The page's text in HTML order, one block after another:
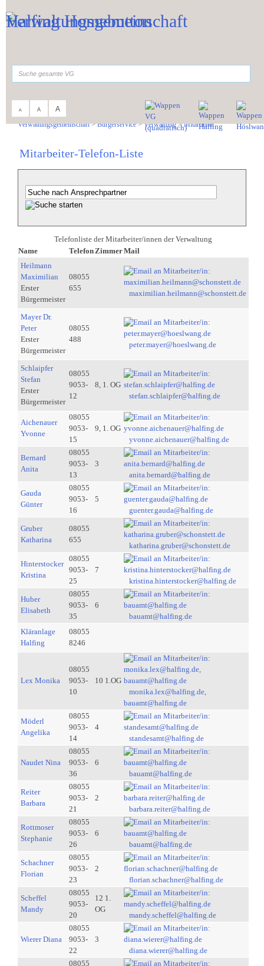
A A A
Verwaltungsgemeinschaft>Bürgerservice>Verwaltung>Mitarbeiter
Mitarbeiter-Telefon-Liste
Telefonliste der Mitarbeiter/innen der Verwaltung
Name
Telefon ZimmerMail
Heilmann
Maximilian
Erster
Bürgermeister
08055
655
maximilian.heilmann@schonstett.de
Mayer Dr.
Peter
Erster
Bürgermeister
08055
488
peter.mayer@hoeslwang.de
Schlaipfer
Stefan
Erster
Bürgermeister
08055
9053-
12
8, 1. OG
stefan.schlaipfer@halfing.de
Aichenauer
Yvonne
08055
9053-
15
9, 1. OG
yvonne.aichenauer@halfing.de
Bernard
Anita
08055
9053-
13
3
anita.bernard@halfing.de
Gauda
Günter
08055
9053-
16
5
guenter.gauda@halfing.de
Gruber
Katharina
08055
655
katharina.gruber@schonstett.de
Hinterstocker
Kristina
08055
9053-
25
7
kristina.hinterstocker@halfing.de
Huber
Elisabeth
08055
9053-
35
6
bauamt@halfing.de
Kläranlage
Halfing
08055
8246
Lex Monika
08055
9053-
10
10 1.OG
monika.lex@halfing.de,
bauamt@halfing.de
Möderl
Angelika
08055
9053-
14
4
standesamt@halfing.de
Naudet Nina
08055
9053-
36
6
bauamt@halfing.de
Reiter
Barbara
08055
9053-
21
2
barbara.reiter@halfing.de
Rottmoser
Stephanie
08055
9053-
26
6
bauamt@halfing.de
Schachner
Florian
08055
9053-
23
2
florian.schachner@halfing.de
Scheffel
Mandy
08055
9053-
20
12 1.
OG
mandy.scheffel@halfing.de
Wierer Diana
08055
9053-
22
3
diana.wierer@halfing.de
08055